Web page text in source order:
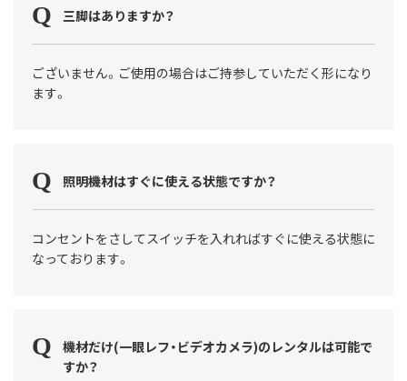
三脚はありますか？
ございません。ご使用の場合はご持参していただく形になり
ます。
照明機材はすぐに使える状態ですか？
コンセントをさしてスイッチを入れればすぐに使える状態に
なっております。
機材だけ(一眼レフ・ビデオカメラ)のレンタルは可能で
すか？